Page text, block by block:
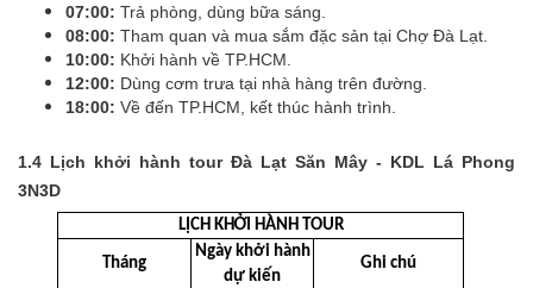
07:00: Trả phòng, dùng bữa sáng.
08:00: Tham quan và mua sắm đặc sản tại Chợ Đà Lạt.
10:00: Khởi hành về TP.HCM.
12:00: Dùng cơm trưa tại nhà hàng trên đường.
18:00: Về đến TP.HCM, kết thúc hành trình.
1.4 Lịch khởi hành tour Đà Lạt Săn Mây - KDL Lá Phong
3N3D
LỊCH KHỞI HÀNH TOUR
Tháng
Ngày khởi hành
dự kiến
Ghi chú